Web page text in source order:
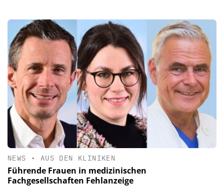
NEWS • AUS DEN KLINIKEN
Führende Frauen in medizinischen
Fachgesellschaften Fehlanzeige